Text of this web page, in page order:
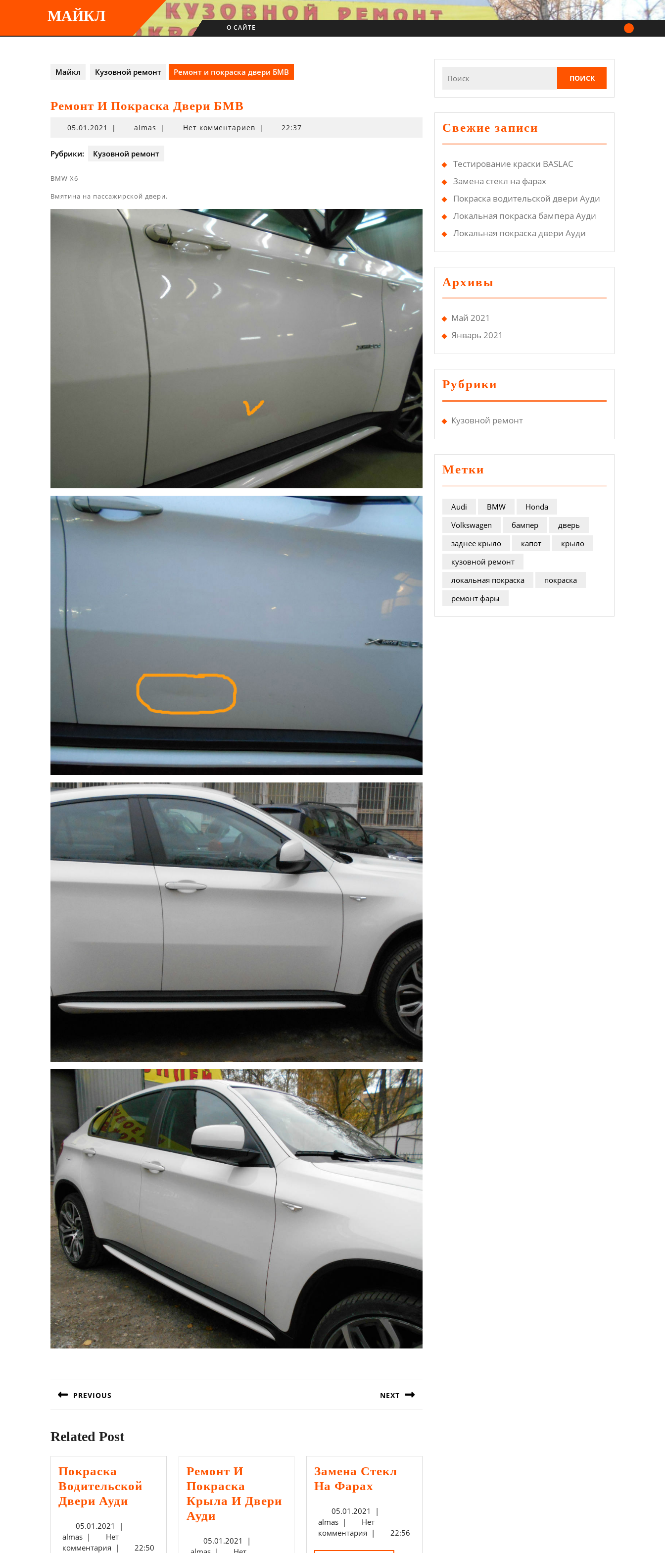
МАЙКЛ
О САЙТЕ
Майкл Кузовной ремонт Ремонт и покраска двери БМВ
Ремонт И Покраска Двери БМВ
05.01.2021 05.01.2021
| almas | Нет комментариев | 22:37
Рубрики: Кузовной ремонт
BMW X6
Вмятина на пассажирской двери.
записям
PREVIOUS NEXT
Related Post
Покраска
Водительской
Двери Ауди
Водительской
Ауди
05.01.2021 05.01.2021
|
almasalmas
|
Нет
комментария | 22:50
Ремонт И
Покраска
Крыла И Двери
АудиРемонт
Покраска
05.01.2021 05.01.2021
|
almas
Замена Стекл
На Фарах
На
Фарах
05.01.2021 05.01.2021
|
almasalmas
|
Нет
комментария | 22:56
Свежие записи
Тестирование краски BASLAC
Замена стекл на фарах
Покраска водительской двери Ауди
Локальная покраска бампера Ауди
Локальная покраска двери Ауди
Архивы
Май 2021
Январь 2021
Рубрики
Кузовной ремонт
Метки
Audi BMW
Honda
Volkswagen
бампер
дверь
заднее крыло
капот
крыло
кузовной ремонт
локальная покраска
покраска
ремонт фары